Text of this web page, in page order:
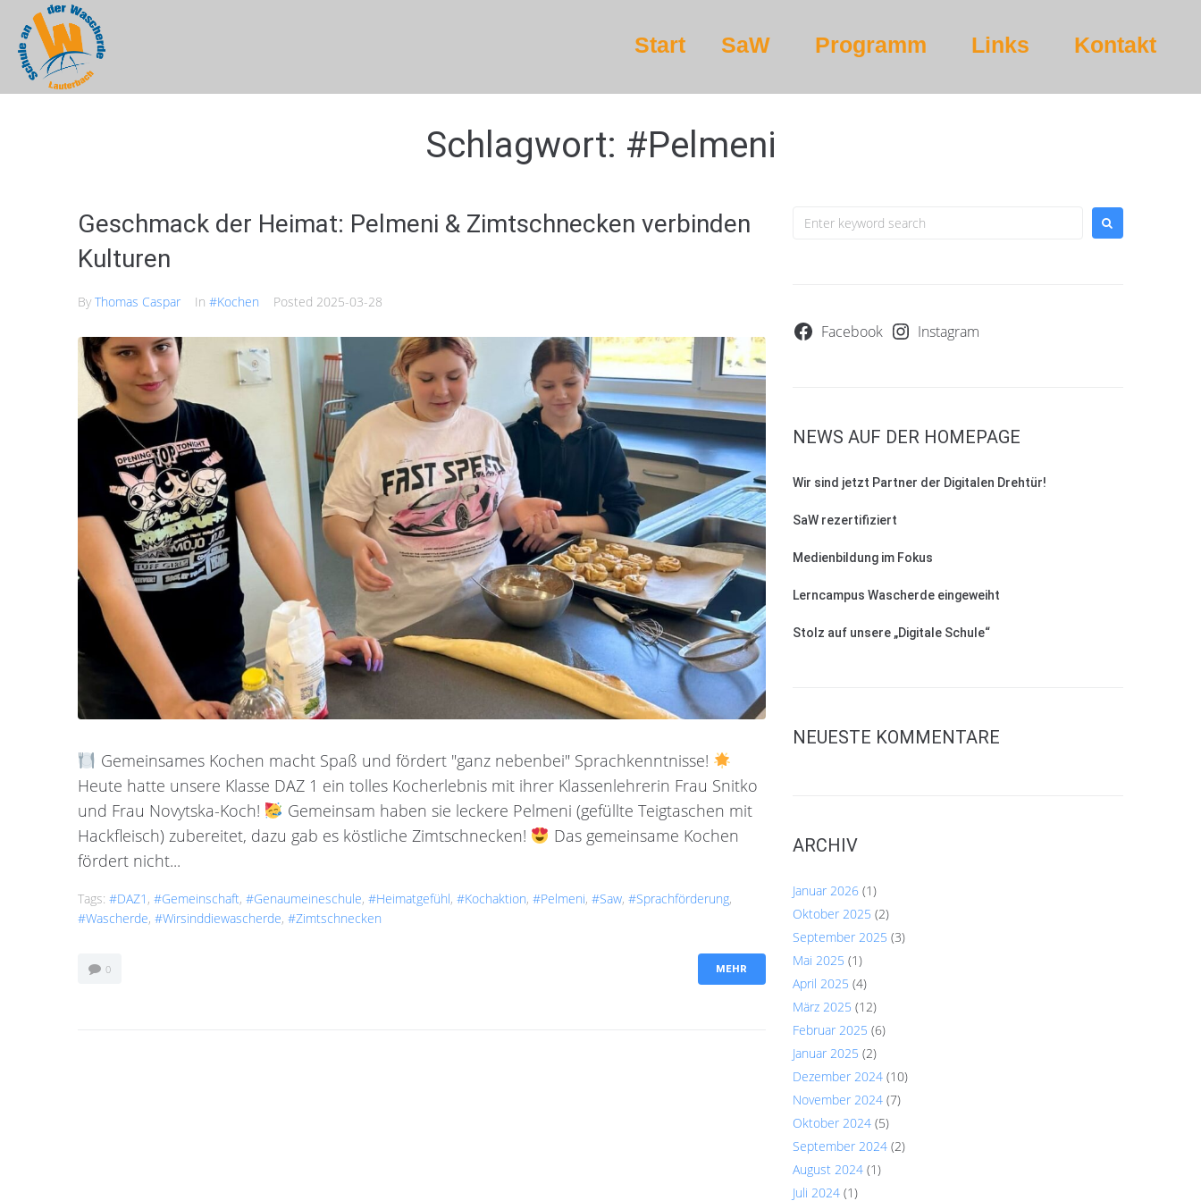
Start SaW Programm Links Kontakt
Schlagwort: #Pelmeni
Geschmack der Heimat: Pelmeni & Zimtschnecken verbinden
Kulturen
By Thomas Caspar In #Kochen Posted 2025-03-28
Gemeinsames Kochen macht Spaß und fördert "ganz nebenbei" Sprachkenntnisse!
Heute hatte unsere Klasse DAZ 1 ein tolles Kocherlebnis mit ihrer Klassenlehrerin Frau Snitko
und Frau Novytska-Koch!
Gemeinsam haben sie leckere Pelmeni (gefüllte Teigtaschen mit
Hackfleisch) zubereitet, dazu gab es köstliche Zimtschnecken!
Das gemeinsame Kochen
fördert nicht...
Tags: #DAZ1 , #Gemeinschaft, #genaumeineschule, #Heimatgefühl, #Kochaktion, #Pelmeni, #saw, #Sprachförderung,
#Wascherde, #wirsinddiewascherde, #Zimtschnecken
0 MEHR
Facebook Instagram
NEWS AUF DER HOMEPAGE
Wir sind jetzt Partner der Digitalen Drehtür!
SaW rezertifiziert
Medienbildung im Fokus
Lerncampus Wascherde eingeweiht
Stolz auf unsere „Digitale Schule“
NEUESTE KOMMENTARE
ARCHIV
Januar 2026 (1)
Oktober 2025 (2)
September 2025 (3)
Mai 2025 (1)
April 2025 (4)
März 2025 (12)
Februar 2025 (6)
Januar 2025 (2)
Dezember 2024 (10)
November 2024 (7)
Oktober 2024 (5)
September 2024 (2)
August 2024 (1)
Juli 2024 (1)